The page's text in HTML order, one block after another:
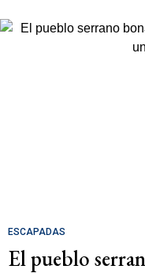
ESCAPADAS
El pueblo